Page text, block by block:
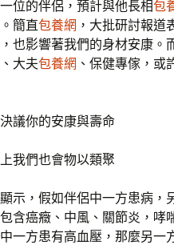
位的伴侶，預計與他長相包
簡直包養網 ，大批研討報道
也影響著我們的身材安康。
大夫包養網 、保健專傢，或
議你的安康與壽命
我們也會物以類聚
示，假如伴侶中一方患病，
含癌癥、中風、關節炎，哮
一方患有高血壓，那麼另一